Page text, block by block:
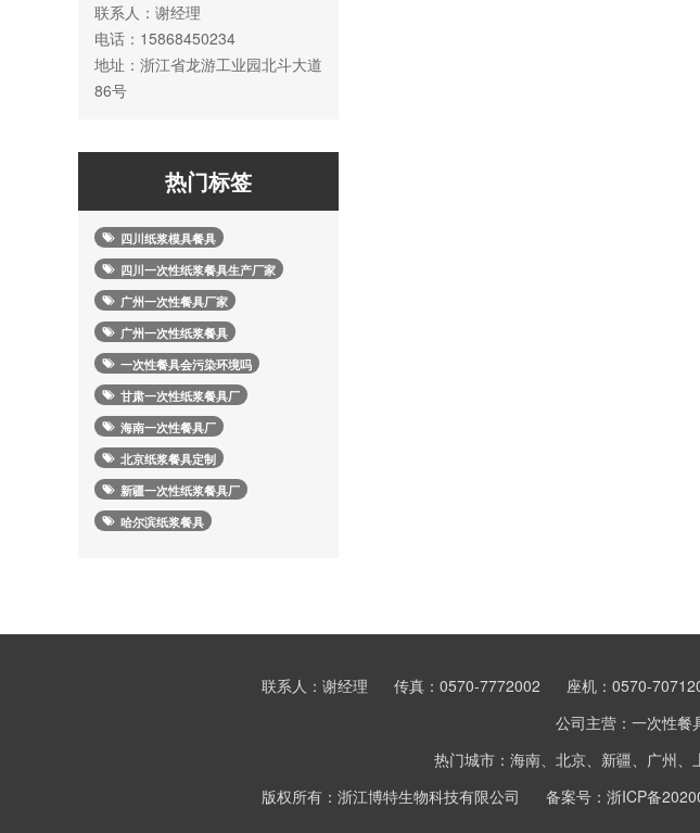
联系人：谢经理
电话：15868450234
地址：浙江省龙游工业园北斗大道
86号
热门标签
四川纸浆模具餐具
四川一次性纸浆餐具生产厂家
广州一次性餐具厂家
广州一次性纸浆餐具
一次性餐具会污染环境吗
甘肃一次性纸浆餐具厂
海南一次性餐具厂
北京纸浆餐具定制
新疆一次性纸浆餐具厂
哈尔滨纸浆餐具
联系人：谢经理 传真：0570-7772002 座机：0570-
公司主营：一次性餐
热门城市：海南、北京、新疆、广州
版权所有：浙江博特生物科技有限公司
备案号： 浙ICP备